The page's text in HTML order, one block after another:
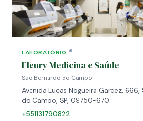
LABORATÓRIO
Fleury Medicina e Saúde
São Bernardo do Campo
Avenida Lucas Nogueira Garcez, 666,
do Campo, SP, 09750-670
+551131790822